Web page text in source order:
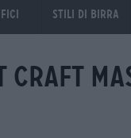
Stili di birra
craft